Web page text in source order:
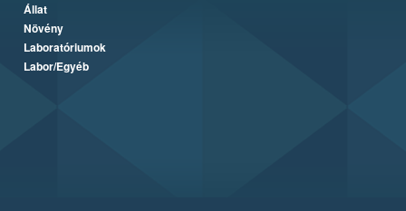
Állat
Növény
Laboratóriumok
Labor/Egyéb